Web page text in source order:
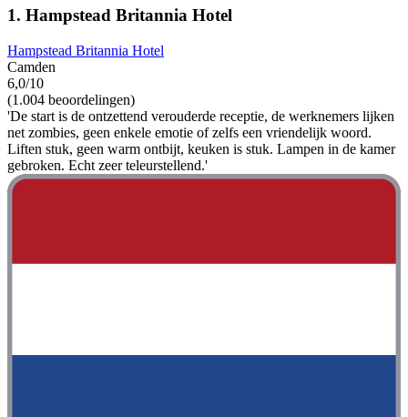
1. Hampstead Britannia Hotel
Hampstead Britannia Hotel
Camden
6,0/10
(1.004 beoordelingen)
'De start is de ontzettend verouderde receptie, de werknemers lijken
net zombies, geen enkele emotie of zelfs een vriendelijk woord.
Liften stuk, geen warm ontbijt, keuken is stuk. Lampen in de kamer
gebroken. Echt zeer teleurstellend.'